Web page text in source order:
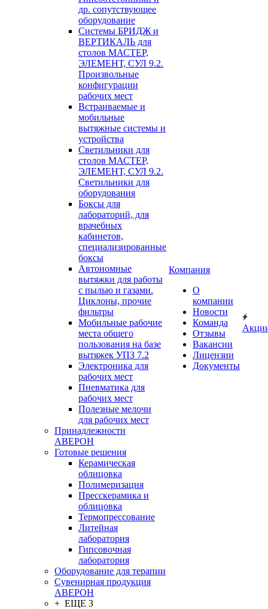
др. сопутствующее
оборудование
Системы БРИДЖ и
ВЕРТИКАЛЬ для
столов МАСТЕР,
ЭЛЕМЕНТ, СУЛ 9.2.
Произвольные
конфигурации
рабочих мест
Встраиваемые и
мобильные
вытяжные системы и
устройства
Светильники для
столов МАСТЕР,
ЭЛЕМЕНТ, СУЛ 9.2.
Светильники для
оборудования
Боксы для
лабораторий, для
врачебных
кабинетов,
специализированные
боксы
Автономные
вытяжки для работы
с пылью и газами.
Циклоны, прочие
фильтры
Мобильные рабочие
места общего
пользования на базе
вытяжек УПЗ 7.2
Электроника для
рабочих мест
Пневматика для
рабочих мест
Полезные мелочи
для рабочих мест
Принадлежности
АВЕРОН
Готовые решения
Керамическая
облицовка
Полимеризация
Пресскерамика и
облицовка
Термопрессование
Литейная
лаборатория
Гипсовочная
лаборатория
Оборудование для терапии
Сувенирная продукция
АВЕРОН
+ ЕЩЕ 3
Компания
О
компании
Новости
Команда
Отзывы
Вакансии
Лицензии
Документы